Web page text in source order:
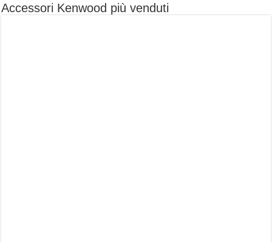
Accessori Kenwood più venduti